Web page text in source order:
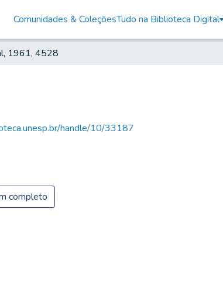
Comunidades & ColeçõesTudo na Biblioteca Digital
1961, 4528
handle/10/33187
completo